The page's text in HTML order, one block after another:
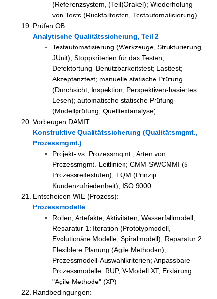
(Referenzsystem, (Teil)Orakel); Wiederholung
von Tests (Rückfalltesten, Testautomatisierung)
Prüfen OB:
Analytische Qualitätssicherung, Teil 2
Testautomatisierung (Werkzeuge, Strukturierung,
JUnit); Stoppkriterien für das Testen;
Defektortung; Benutzbarkeitstest; Lasttest;
Akzeptanztest; manuelle statische Prüfung
(Durchsicht; Inspektion; Perspektiven-basiertes
Lesen); automatische statische Prüfung
(Modellprüfung; Quelltextanalyse)
Vorbeugen DAMIT:
Konstruktive Qualitätssicherung (Qualitätsmgmt.,
Prozessmgmt.)
Projekt- vs. Prozessmgmt.; Arten von
Prozessmgmt.-Leitlinien; CMM-SW/CMMI (5
Prozessreifestufen); TQM (Prinzip:
Kundenzufriedenheit); ISO 9000
Entscheiden WIE (Prozess):
Prozessmodelle
Rollen, Artefakte, Aktivitäten; Wasserfallmodell;
Reparatur 1: Iteration (Prototypmodell,
Evolutionäre Modelle, Spiralmodell); Reparatur 2:
Flexiblere Planung (Agile Methoden);
Prozessmodell-Auswahlkriterien; Anpassbare
Prozessmodelle: RUP, V-Modell XT; Erklärung
"Agile Methode" (XP)
Randbedingungen: